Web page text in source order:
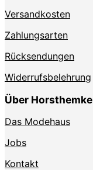
Versandkosten
Zahlungsarten
Rücksendungen
Widerrufsbelehrung
Über Horsthemke
Das Modehaus
Jobs
Kontakt